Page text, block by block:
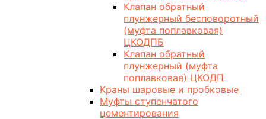
Клапан обратный
плунжерный бесповоротный
(муфта поплавковая)
ЦКОДПБ
Клапан обратный
плунжерный (муфта
поплавковая) ЦКОДП
Краны шаровые и пробковые
Муфты ступенчатого
цементирования